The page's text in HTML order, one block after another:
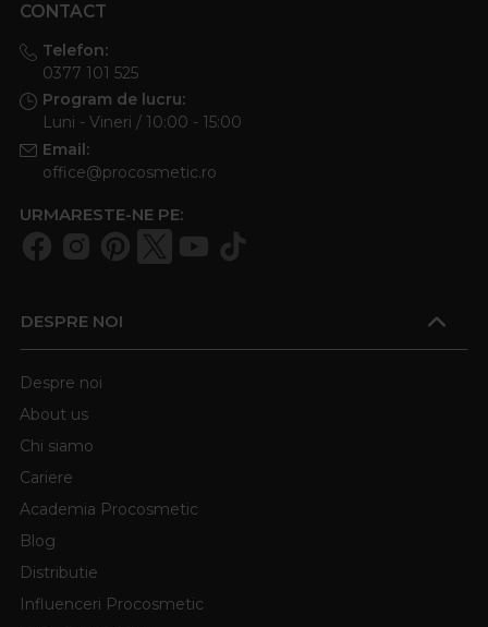
CONTACT
Telefon:
0377 101 525
Program de lucru:
Luni - Vineri / 10:00 - 15:00
Email:
office@procosmetic.ro
URMARESTE-NE PE:
DESPRE NOI
Despre noi
About us
Chi siamo
Cariere
Academia Procosmetic
Blog
Distributie
Influenceri Procosmetic